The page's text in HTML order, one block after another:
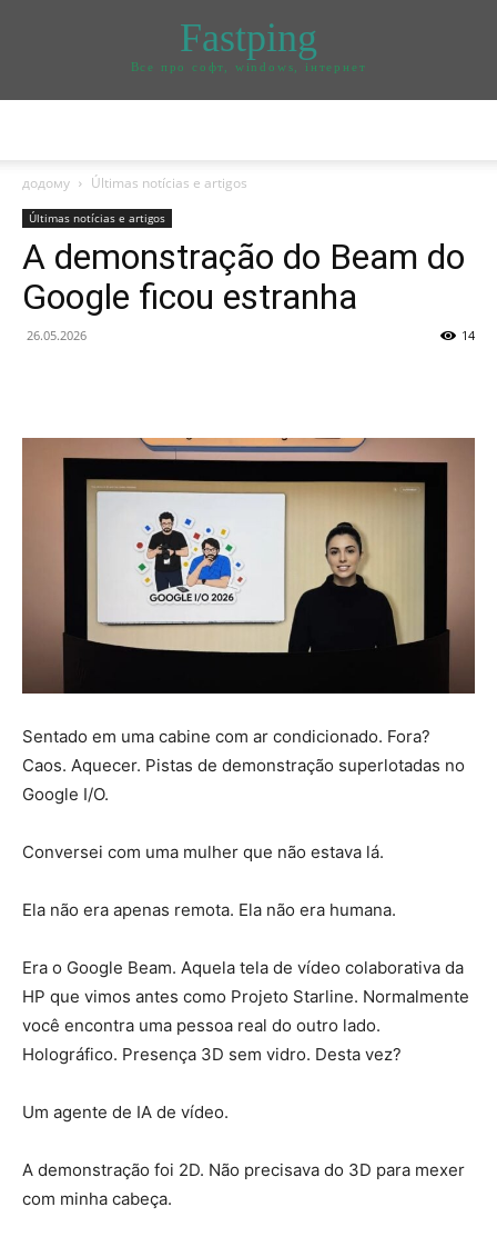
Fastping
Все про софт, windows, інтернет
додому Últimas notícias e artigos
Últimas notícias e artigos
A demonstração do Beam do
Google ficou estranha
26.05.2026 14
Sentado em uma cabine com ar condicionado. Fora?
Caos. Aquecer. Pistas de demonstração superlotadas no
Google I/O.
Conversei com uma mulher que não estava lá.
Ela não era apenas remota. Ela não era humana.
Era o Google Beam. Aquela tela de vídeo colaborativa da
HP que vimos antes como Projeto Starline. Normalmente
você encontra uma pessoa real do outro lado.
Holográfico. Presença 3D sem vidro. Desta vez?
Um agente de IA de vídeo.
A demonstração foi 2D. Não precisava do 3D para mexer
com minha cabeça.